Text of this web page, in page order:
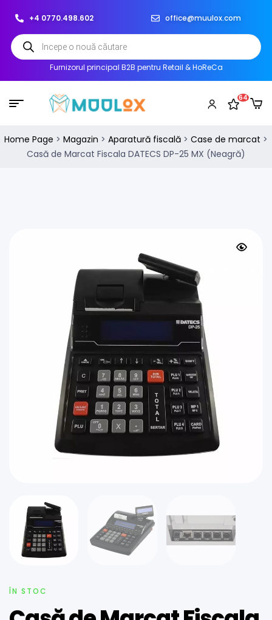
+4 0770.498.602 office@muulox.com
Furnizorul principal B2B pentru Retail & HoReCa
64
Home Page > Magazin > Aparatură fiscală > Case de marcat >
Casă de Marcat Fiscala DATECS DP-25 MX (Neagră)
ÎN STOC